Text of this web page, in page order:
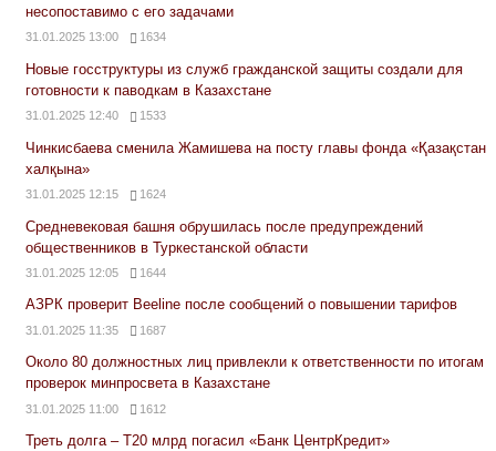
несопоставимо с его задачами
31.01.2025 13:00 1634
Новые госструктуры из служб гражданской защиты создали для
готовности к паводкам в Казахстане
31.01.2025 12:40 1533
Чинкисбаева сменила Жамишева на посту главы фонда «Қазақстан
халқына»
31.01.2025 12:15 1624
Средневековая башня обрушилась после предупреждений
общественников в Туркестанской области
31.01.2025 12:05 1644
АЗРК проверит Beeline после сообщений о повышении тарифов
31.01.2025 11:35 1687
Около 80 должностных лиц привлекли к ответственности по итогам
проверок минпросвета в Казахстане
31.01.2025 11:00 1612
Треть долга – Т20 млрд погасил «Банк ЦентрКредит»